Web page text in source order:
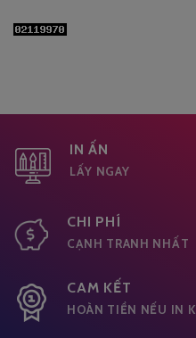
IN ẤN
LẤY NGAY
CHI PHÍ
CẠNH TRANH NHẤT
CAM KẾT
HOÀN TIỀN NẾU IN